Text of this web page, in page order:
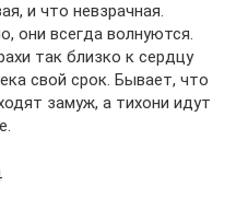
и что невзрачная.
они всегда волнуются.
так близко к сердцу
свой срок. Бывает, что
замуж, а тихони идут